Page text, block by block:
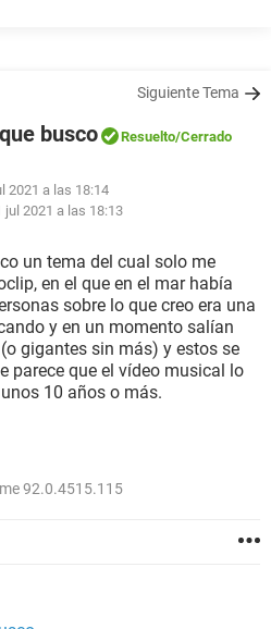
Siguiente Tema
busco Resuelto/Cerrado
2021 a las 18:14
jul 2021 a las 18:13
un tema del cual solo me
en el que en el mar había
sobre lo que creo era una
y en un momento salían
gigantes sin más) y estos se
parece que el vídeo musical lo
10 años o más.
92.0.4515.115